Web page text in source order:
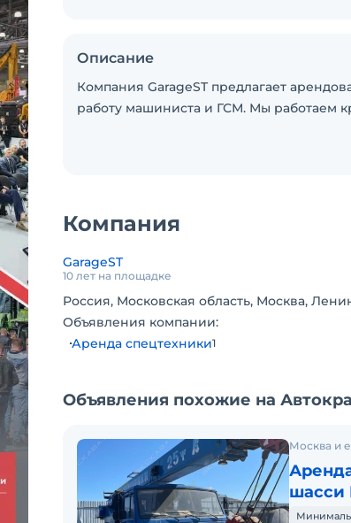
Описание
Компания GarageST предлагает
работу машиниста и ГСМ. Мы работаем
Компания
GarageST
10 лет на площадке
Россия, Московская область, Москва,
Объявления компании:
Аренда спецтехники1
Объявления похожие на
Москва и
шасси